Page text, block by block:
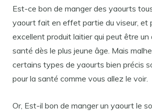
Est-ce bon de manger des yaourts
yaourt fait en effet partie du viseur, et
excellent produit laitier qui peut être un
santé dès le plus jeune âge. Mais
certains types de yaourts bien précis
pour la santé comme vous allez le voir.
Or, Est-il bon de manger un yaourt le